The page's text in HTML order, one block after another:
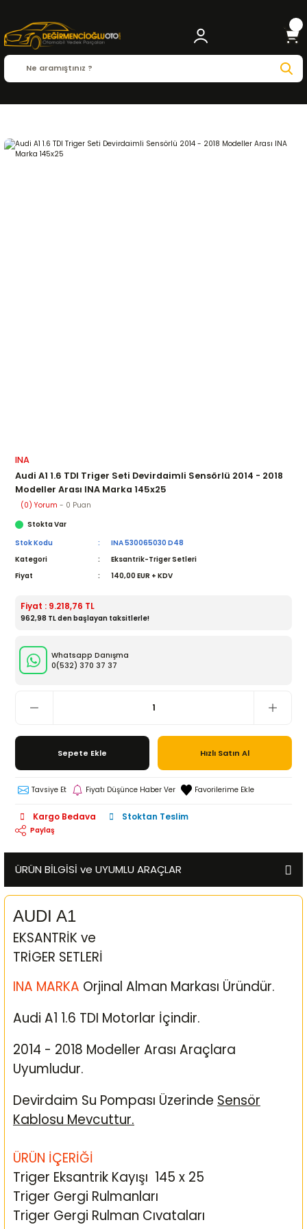
INA
Audi A1 1.6 TDI Triger Seti Devirdaimli Sensörlü 2014 - 2018
Modeller Arası INA Marka 145x25
(0) Yorum - 0 Puan
Stokta Var
Stok Kodu
INA 530065030 D48
Kategori
Eksantrik-Triger Setleri
Fiyat
140,00 EUR + KDV
Fiyat : 9.218,76 TL
962,98 TL den başlayan taksitlerle!
Whatsapp Danışma
0(532) 370 37 37
Sepete Ekle Hızlı Satın Al
Tavsiye Et Fiyatı Düşünce Haber Ver
Kargo Bedava Stoktan Teslim
Paylaş
ÜRÜN BİLGİSİ ve UYUMLU ARAÇLAR
AUDI A1
EKSANTRİK ve
TRİGER SETLERİ
INA MARKA Orjinal Alman Markası Üründür.
Audi A1 1.6 TDI Motorlar İçindir.
2014 - 2018 Modeller Arası Araçlara
Uyumludur.
Devirdaim Su Pompası Üzerinde Sensör
Kablosu Mevcuttur.
ÜRÜN İÇERİĞİ
Triger Eksantrik Kayışı 145 x 25
Triger Gergi Rulmanları
Triger Gergi Rulman Cıvataları